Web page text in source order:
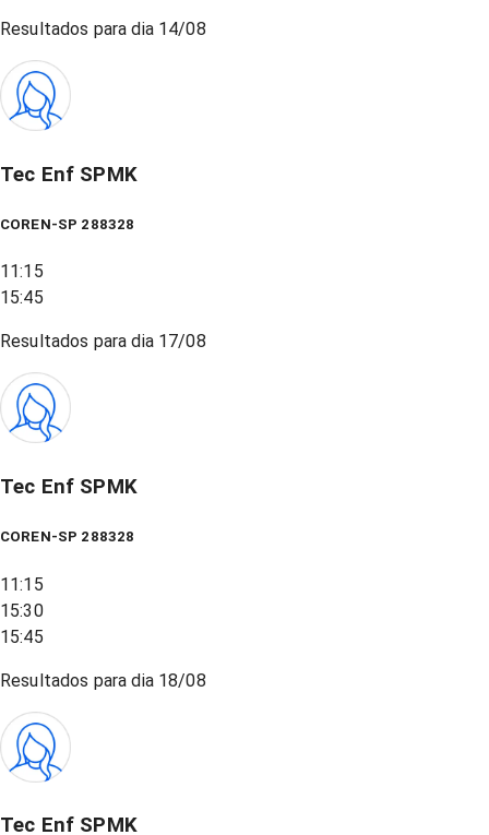
Resultados para dia 14/08
Tec Enf SPMK
COREN-SP 288328
11:15
15:45
Resultados para dia 17/08
Tec Enf SPMK
COREN-SP 288328
11:15
15:30
15:45
Resultados para dia 18/08
Tec Enf SPMK